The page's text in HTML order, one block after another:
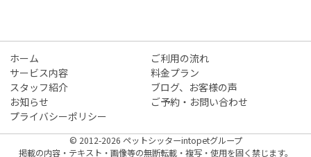
ホーム
ご利用の流れ
サービス内容
料金プラン
スタッフ紹介
ブログ、お客様の声
お知らせ
ご予約・お問い合わせ
プライバシーポリシー
© 2012-2026 ペットシッターintopetグループ
掲載の内容・テキスト・画像等の無断転載・複写・使用を固く禁じます。